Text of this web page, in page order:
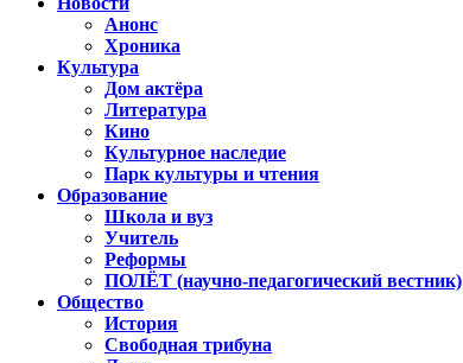
Анонс
Хроника
Культура
Дом актёра
Литература
Кино
Культурное наследие
Парк культуры и чтения
Образование
Школа и вуз
Учитель
Реформы
ПОЛЁТ (научно-педагогический вестник)
Общество
История
Свободная трибуна